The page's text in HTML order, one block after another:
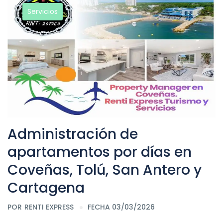
Servicios
Administración de
apartamentos por días en
Coveñas, Tolú, San Antero y
Cartagena
POR RENTI EXPRESS FECHA 03/03/2026